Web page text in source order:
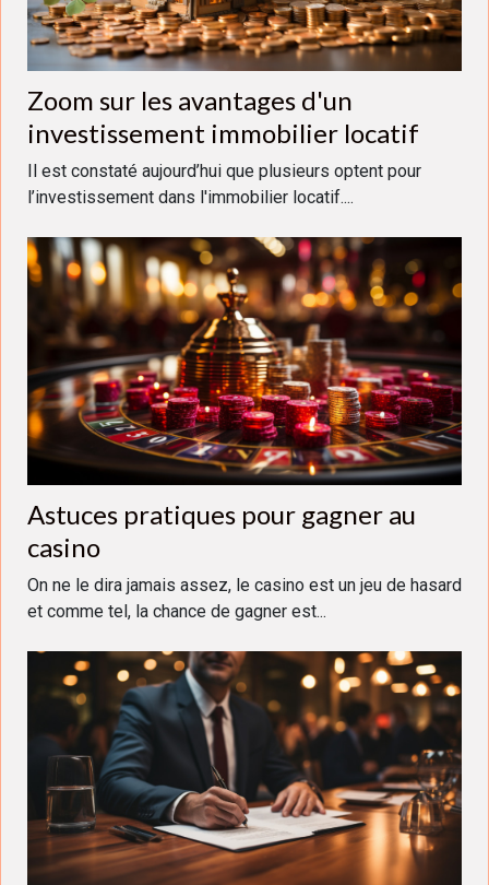
Zoom sur les avantages d'un
investissement immobilier locatif
Il est constaté aujourd’hui que plusieurs optent pour
l’investissement dans l'immobilier locatif....
Astuces pratiques pour gagner au
casino
On ne le dira jamais assez, le casino est un jeu de hasard
et comme tel, la chance de gagner est...